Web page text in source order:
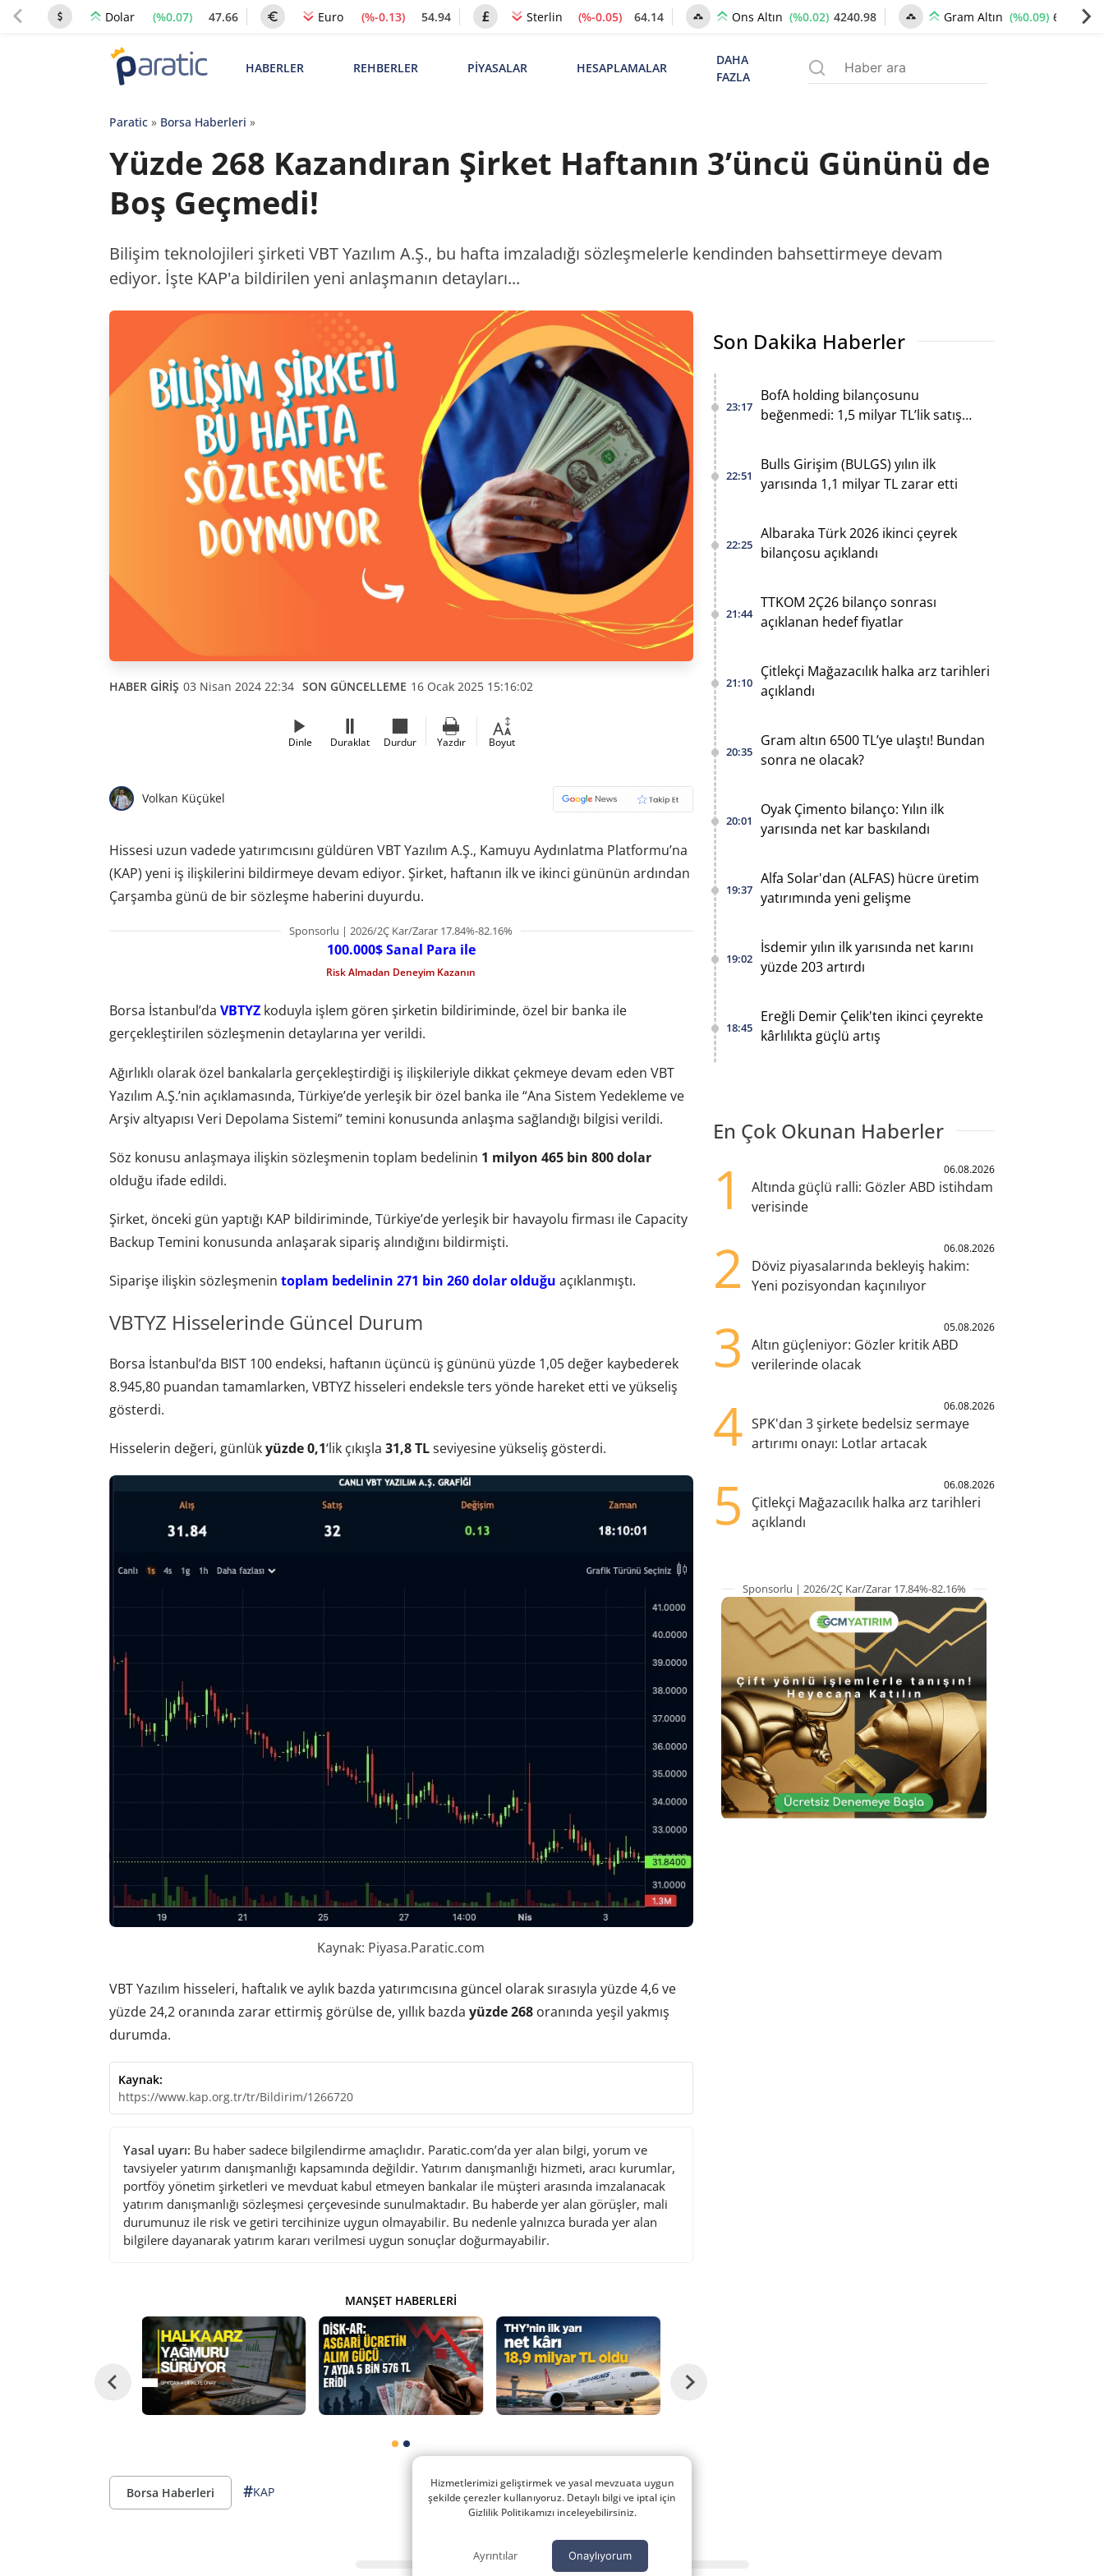
Dolar (%0.07) 47.66 Euro (%-0.13) 54.94 Sterlin (%-0.05) 64.14 Ons Altın (%0.02) 4240.98 Gram Altın (%0.09) 6498.66
HABERLER REHBERLER PİYASALAR HESAPLAMALAR
DAHA
FAZLA
Paratic» Borsa Haberleri »
Yüzde 268 Kazandıran Şirket Haftanın 3’üncü Gününü de
Boş Geçmedi!
Bilişim teknolojileri şirketi VBT Yazılım A.Ş., bu hafta imzaladığı sözleşmelerle kendinden bahsettirmeye devam
ediyor. İşte KAP'a bildirilen yeni anlaşmanın detayları...
HABER GİRİŞ 03 Nisan 2024 22:34 SON GÜNCELLEME 16 Ocak 2025 15:16:02
Dinle Duraklat Durdur Yazdır Boyut
Volkan Küçükel
Hissesi uzun vadede yatırımcısını güldüren VBT Yazılım A.Ş., Kamuyu Aydınlatma Platformu’na
(KAP) yeni iş ilişkilerini bildirmeye devam ediyor. Şirket, haftanın ilk ve ikinci gününün ardından
Çarşamba günü de bir sözleşme haberini duyurdu.
Sponsorlu | 2026/2Ç Kar/Zarar 17.84%-82.16%
100.000$ Sanal Para ile
Risk Almadan Deneyim Kazanın
Borsa İstanbul’da VBTYZkoduyla işlem gören şirketin bildiriminde, özel bir banka ile
gerçekleştirilen sözleşmenin detaylarına yer verildi.
Ağırlıklı olarak özel bankalarla gerçekleştirdiği iş ilişkileriyle dikkat çekmeye devam eden VBT
Yazılım A.Ş.’nin açıklamasında, Türkiye’de yerleşik bir özel banka ile “Ana Sistem Yedekleme ve
Arşiv altyapısı Veri Depolama Sistemi” temini konusunda anlaşma sağlandığı bilgisi verildi.
Söz konusu anlaşmaya ilişkin sözleşmenin toplam bedelinin 1 milyon 465 bin 800 dolar
olduğu ifade edildi.
Şirket, önceki gün yaptığı KAP bildiriminde, Türkiye’de yerleşik bir havayolu firması ile Capacity
Backup Temini konusunda anlaşarak sipariş alındığını bildirmişti.
Siparişe ilişkin sözleşmenin toplam bedelinin 271 bin 260 dolar olduğu açıklanmıştı.
VBTYZ Hisselerinde Güncel Durum
Borsa İstanbul’da BIST 100 endeksi, haftanın üçüncü iş gününü yüzde 1,05 değer kaybederek
8.945,80 puandan tamamlarken, VBTYZ hisseleri endeksle ters yönde hareket etti ve yükseliş
gösterdi.
Hisselerin değeri, günlükyüzde 0,1‘lik çıkışla 31,8 TLseviyesine yükseliş gösterdi.
Kaynak: Piyasa.Paratic.com
VBT Yazılım hisseleri, haftalık ve aylık bazda yatırımcısına güncel olarak sırasıyla yüzde 4,6 ve
yüzde 24,2 oranında zarar ettirmiş görülse de, yıllık bazda yüzde 268oranında yeşil yakmış
durumda.
Kaynak:
https://www.kap.org.tr/tr/Bildirim/1266720
Yasal uyarı: Bu haber sadece bilgilendirme amaçlıdır. Paratic.com’da yer alan bilgi, yorum ve
tavsiyeler yatırım danışmanlığı kapsamında değildir. Yatırım danışmanlığı hizmeti, aracı kurumlar,
portföy yönetim şirketleri ve mevduat kabul etmeyen bankalar ile müşteri arasında imzalanacak
yatırım danışmanlığı sözleşmesi çerçevesinde sunulmaktadır. Bu haberde yer alan görüşler, mali
durumunuz ile risk ve getiri tercihinize uygun olmayabilir. Bu nedenle yalnızca burada yer alan
bilgilere dayanarak yatırım kararı verilmesi uygun sonuçlar doğurmayabilir.
MANŞET HABERLERI
Borsa Haberleri #KAP
Son Dakika Haberler
23:17
BofA holding bilançosunu
beğenmedi: 1,5 milyar TL’lik satış
22:51
Bulls Girişim (BULGS) yılın ilk
yarısında 1,1 milyar TL zarar etti
22:25
Albaraka Türk 2026 ikinci çeyrek
bilançosu açıklandı
21:44
TTKOM 2Ç26 bilanço sonrası
açıklanan hedef fiyatlar
21:10
Çitlekçi Mağazacılık halka arz tarihleri
açıklandı
20:35
Gram altın 6500 TL’ye ulaştı! Bundan
sonra ne olacak?
20:01
Oyak Çimento bilanço: Yılın ilk
yarısında net kar baskılandı
19:37
Alfa Solar'dan (ALFAS) hücre üretim
yatırımında yeni gelişme
19:02
İsdemir yılın ilk yarısında net karını
yüzde 203 artırdı
18:45
Ereğli Demir Çelik'ten ikinci çeyrekte
kârlılıkta güçlü artış
En Çok Okunan Haberler
1 06.08.2026
Altında güçlü ralli: Gözler ABD istihdam
verisinde
2 06.08.2026
Döviz piyasalarında bekleyiş hakim:
Yeni pozisyondan kaçınılıyor
3 05.08.2026
Altın güçleniyor: Gözler kritik ABD
verilerinde olacak
4 06.08.2026
SPK'dan 3 şirkete bedelsiz sermaye
artırımı onayı: Lotlar artacak
5 06.08.2026
Çitlekçi Mağazacılık halka arz tarihleri
açıklandı
Sponsorlu | 2026/2Ç Kar/Zarar 17.84%-82.16%
Hizmetlerimizi geliştirmek ve yasal mevzuata uygun
şekilde çerezler kullanıyoruz. Detaylı bilgi ve iptal için
Gizlilik Politikamızı inceleyebilirsiniz.
Ayrıntılar Onaylıyorum